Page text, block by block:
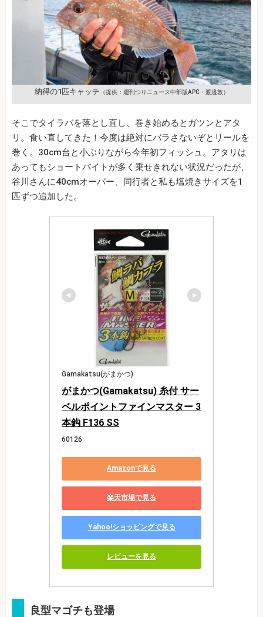
納得の1匹キャッチ （提供：週刊つりニュース中部版APC・渡邉敦）
そこでタイラバを落とし直し、巻き始めるとガツンとアタ
リ。食い直してきた！今度は絶対にバラさないぞとリールを
巻く。30cm台と小ぶりながら今年初フィッシュ。アタリは
あってもショートバイトが多く乗せきれない状況だったが、
谷川さんに40cmオーバー、同行者と私も塩焼きサイズを1
匹ずつ追加した。
Gamakatsu(がまかつ)
がまかつ(Gamakatsu) 糸付 サー
ベルポイントファインマスター 3
本鈎 F136 SS
60126
Amazonで見る
楽天市場で見る
Yahoo!ショッピングで見る
レビューを見る
良型マゴチも登場